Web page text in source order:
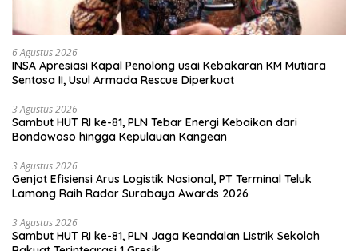
6 Agustus 2026
INSA Apresiasi Kapal Penolong usai Kebakaran KM Mutiara
Sentosa II, Usul Armada Rescue Diperkuat
3 Agustus 2026
Sambut HUT RI ke-81, PLN Tebar Energi Kebaikan dari
Bondowoso hingga Kepulauan Kangean
3 Agustus 2026
Genjot Efisiensi Arus Logistik Nasional, PT Terminal Teluk
Lamong Raih Radar Surabaya Awards 2026
3 Agustus 2026
Sambut HUT RI ke-81, PLN Jaga Keandalan Listrik Sekolah